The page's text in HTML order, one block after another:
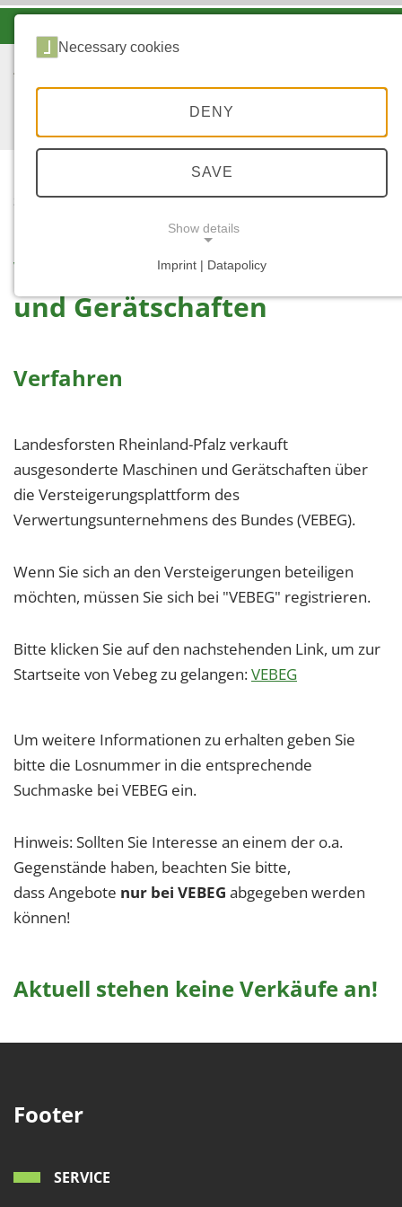
START ... VERKÄUFE
Verkauf von Maschinen
und Gerätschaften
Verfahren
Landesforsten Rheinland-Pfalz verkauft
ausgesonderte Maschinen und Gerätschaften über
die Versteigerungsplattform des
Verwertungsunternehmens des Bundes (VEBEG).
Wenn Sie sich an den Versteigerungen beteiligen
möchten, müssen Sie sich bei "VEBEG" registrieren.
Bitte klicken Sie auf den nachstehenden Link, um zur
Startseite von Vebeg zu gelangen:VEBEG
Um weitere Informationen zu erhalten geben Sie
bitte die Losnummer in die entsprechende
Suchmaske bei VEBEG ein.
Hinweis: Sollten Sie Interesse an einem der o.a.
Gegenstände haben, beachten Sie bitte,
dass Angebote nur bei VEBEG abgegeben werden
können!
Aktuell stehen keine Verkäufe an!
Footer
SERVICE
Necessary cookies
DENY
SAVE
Show details
Imprint | Datapolicy